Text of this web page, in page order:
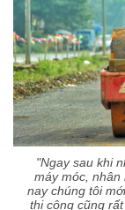
"Ngay sau khi
máy móc, nhân
nay chúng tôi
thi công cũng